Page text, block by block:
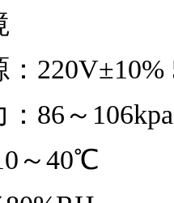
86～106kpa
～40℃